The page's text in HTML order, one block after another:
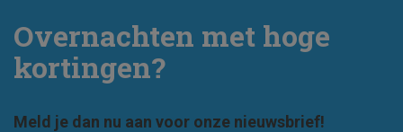
Overnachten met hoge
kortingen?
Meld je dan nu aan voor onze nieuwsbrief!